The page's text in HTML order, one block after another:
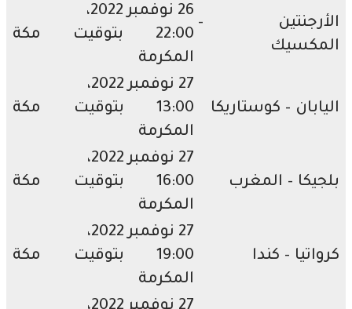
–
22:00 بتوقيت مكة
المكرمة
– كوستاريكا
13:00 بتوقيت مكة
المكرمة
– المغرب
16:00 بتوقيت مكة
المكرمة
– كندا
19:00 بتوقيت مكة
المكرمة